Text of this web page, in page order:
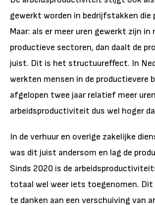
gewerkt worden in bedrijfstakken die
Maar: als er meer uren gewerkt zijn in
productieve sectoren, dan daalt de
juist. Dit is het structuureffect. In
werkten mensen in de productievere
afgelopen twee jaar relatief meer
arbeidsproductiviteit dus wel hoger
In de verhuur en overige zakelijke
was dit juist andersom en lag de
Sinds 2020 is de
totaal wel weer iets toegenomen. Dit
te danken aan een verschuiving van